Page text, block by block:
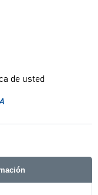
de usted